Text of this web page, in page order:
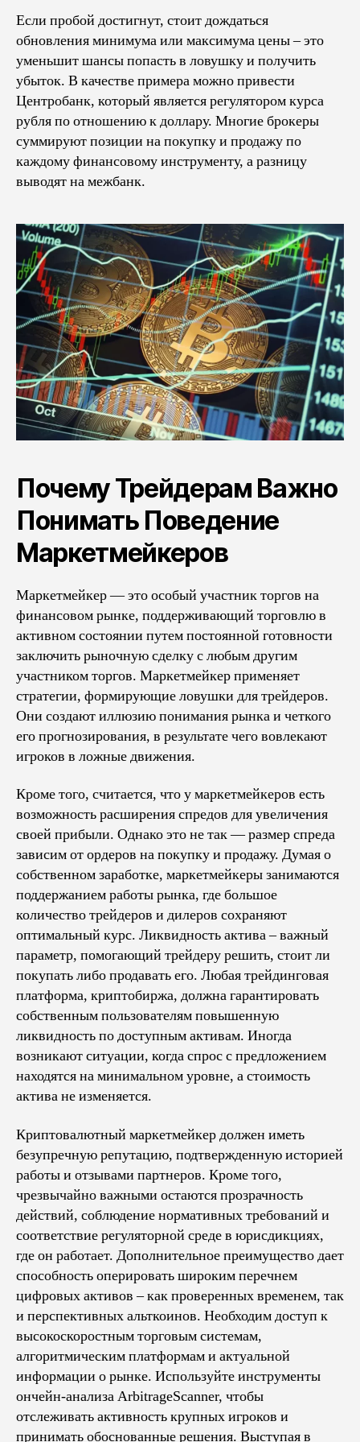
Если пробой достигнут, стоит дождаться
обновления минимума или максимума цены – это
уменьшит шансы попасть в ловушку и получить
убыток. В качестве примера можно привести
Центробанк, который является регулятором курса
рубля по отношению к доллару. Многие брокеры
суммируют позиции на покупку и продажу по
каждому финансовому инструменту, а разницу
выводят на межбанк.
Почему Трейдерам Важно
Понимать Поведение
Маркетмейкеров
Маркетмейкер — это особый участник торгов на
финансовом рынке, поддерживающий торговлю в
активном состоянии путем постоянной готовности
заключить рыночную сделку с любым другим
участником торгов. Маркетмейкер применяет
стратегии, формирующие ловушки для трейдеров.
Они создают иллюзию понимания рынка и четкого
его прогнозирования, в результате чего вовлекают
игроков в ложные движения.
Кроме того, считается, что у маркетмейкеров есть
возможность расширения спредов для увеличения
своей прибыли. Однако это не так — размер спреда
зависим от ордеров на покупку и продажу. Думая о
собственном заработке, маркетмейкеры занимаются
поддержанием работы рынка, где большое
количество трейдеров и дилеров сохраняют
оптимальный курс. Ликвидность актива – важный
параметр, помогающий трейдеру решить, стоит ли
покупать либо продавать его. Любая трейдинговая
платформа, криптобиржа, должна гарантировать
собственным пользователям повышенную
ликвидность по доступным активам. Иногда
возникают ситуации, когда спрос с предложением
находятся на минимальном уровне, а стоимость
актива не изменяется.
Криптовалютный маркетмейкер должен иметь
безупречную репутацию, подтвержденную историей
работы и отзывами партнеров. Кроме того,
чрезвычайно важными остаются прозрачность
действий, соблюдение нормативных требований и
соответствие регуляторной среде в юрисдикциях,
где он работает. Дополнительное преимущество дает
способность оперировать широким перечнем
цифровых активов – как проверенных временем, так
и перспективных альткоинов. Необходим доступ к
высокоскоростным торговым системам,
алгоритмическим платформам и актуальной
информации о рынке. Используйте инструменты
ончейн-анализа ArbitrageScanner, чтобы
отслеживать активность крупных игроков и
принимать обоснованные решения. Выступая в